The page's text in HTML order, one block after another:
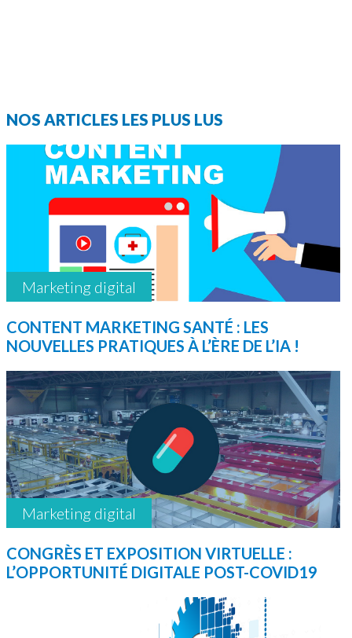
NOS ARTICLES LES PLUS LUS
Marketing digital
CONTENT MARKETING SANTÉ : LES
NOUVELLES PRATIQUES À L’ÈRE DE L’IA !
Marketing digital
CONGRÈS ET EXPOSITION VIRTUELLE :
L’OPPORTUNITÉ DIGITALE POST-COVID19